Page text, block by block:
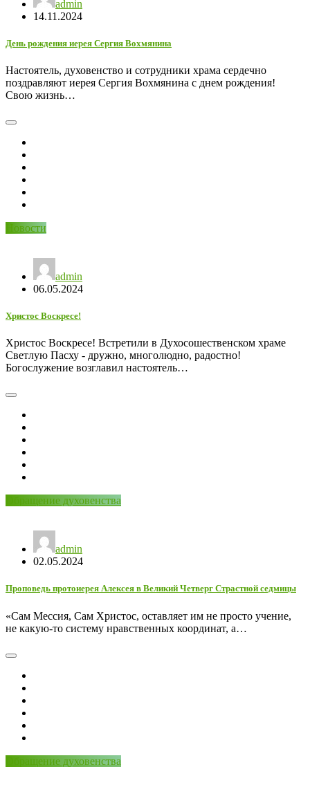
admin
14.11.2024
День рождения иерея Сергия Вохмянина
Настоятель, духовенство и сотрудники храма сердечно
поздравляют иерея Сергия Вохмянина с днем рождения!
Свою жизнь…
Новости
admin
06.05.2024
Христос Воскресе!
Христос Воскресе! Встретили в Духосошественском храме
Светлую Пасху - дружно, многолюдно, радостно!
Богослужение возглавил настоятель…
Обращение духовенства
admin
02.05.2024
Проповедь протоиерея Алексея в Великий Четверг Страстной седмицы
«Сам Мессия, Сам Христос, оставляет им не просто учение,
не какую-то систему нравственных координат, а…
Обращение духовенства